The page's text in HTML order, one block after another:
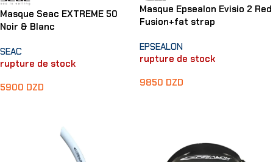
Masque Seac EXTREME 50
Noir & Blanc
SEAC
rupture de stock
5900 DZD
Masque Epsealon Evisio 2 Red
Fusion+fat strap
EPSEALON
rupture de stock
9850 DZD